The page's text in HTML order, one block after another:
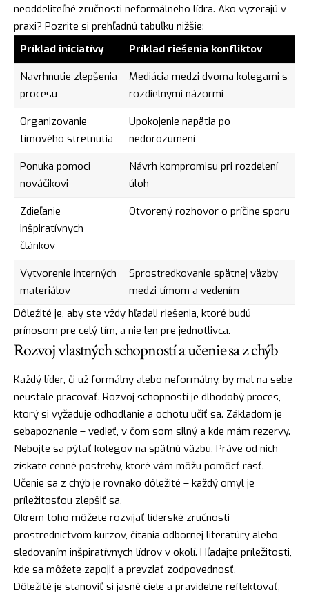
neoddeliteľné zručnosti neformálneho lídra. Ako vyzerajú v
praxi? Pozrite si prehľadnú tabuľku nižšie:
Príklad iniciatívy
Príklad riešenia konfliktov
Navrhnutie zlepšenia
procesu
Mediácia medzi dvoma kolegami s
rozdielnymi názormi
Organizovanie
tímového stretnutia
Upokojenie napätia po
nedorozumení
Ponuka pomoci
nováčikovi
Návrh kompromisu pri rozdelení
úloh
Zdieľanie
inšpiratívnych
článkov
Otvorený rozhovor o príčine sporu
Vytvorenie interných
materiálov
Sprostredkovanie spätnej väzby
medzi tímom a vedením
Dôležité je, aby ste vždy hľadali riešenia, ktoré budú
prínosom pre celý tím, a nie len pre jednotlivca.
Rozvoj vlastných schopností a učenie sa z chýb
Každý líder, či už formálny alebo neformálny, by mal na sebe
neustále pracovať. Rozvoj schopností je dlhodobý proces,
ktorý si vyžaduje odhodlanie a ochotu učiť sa. Základom je
sebapoznanie – vedieť, v čom som silný a kde mám rezervy.
Nebojte sa pýtať kolegov na spätnú väzbu. Práve od nich
získate cenné postrehy, ktoré vám môžu pomôcť rásť.
Učenie sa z chýb je rovnako dôležité – každý omyl je
príležitosťou zlepšiť sa.
Okrem toho môžete rozvíjať líderské zručnosti
prostredníctvom kurzov, čítania odbornej literatúry alebo
sledovaním inšpiratívnych lídrov v okolí. Hľadajte príležitosti,
kde sa môžete zapojiť a prevziať zodpovednosť.
Dôležité je stanoviť si jasné ciele a pravidelne reflektovať,